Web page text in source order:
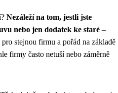
Nezáleží na tom, jestli jste
nebo jen dodatek ke staré –
stejnou firmu a pořád na základě
firmy často netuší nebo záměrně